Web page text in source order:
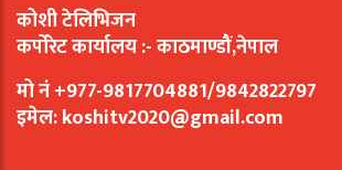
कोशी टेलिभिजन
कर्पोरेट कार्यालय :- काठमाण्डौं,नेपाल
मो नं +977-9817704881/9842822797
इमेल:koshitv2020@gmail.com